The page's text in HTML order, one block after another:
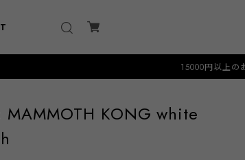
15000円以上のお買い物で送料
MAMMOTH KONG white